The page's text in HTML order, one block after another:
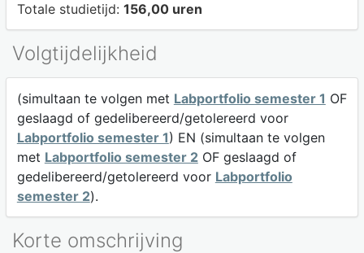
Totale studietijd: 156,00 uren
Volgtijdelijkheid
(simultaan te volgen met Labportfolio semester 1 OF
geslaagd of gedelibereerd/getolereerd voor
Labportfolio semester 1) EN (simultaan te volgen
met Labportfolio semester 2OF geslaagd of
gedelibereerd/getolereerd voor Labportfolio
semester 2).
Korte omschrijving